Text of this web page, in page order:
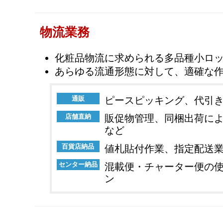
物流業務
化粧品物流に求められる多品種小ロ
あらゆる流通形態に対して、適確な
通販 ピースピッキング、代引
店舗直納
販促物管理、同梱出荷
など
百貨店納品 値札貼付作業、指定配送
センター納品
混載便・チャーター便の
ン